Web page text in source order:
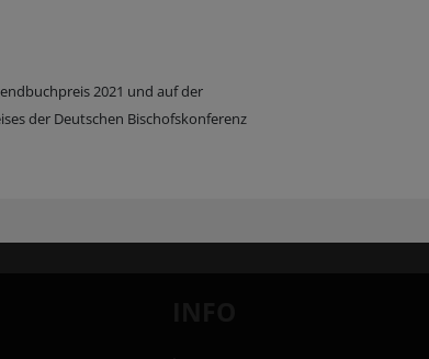
2021 und auf der
der Deutschen Bischofskonferenz